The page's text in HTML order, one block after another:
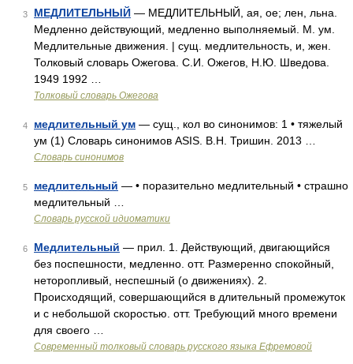
3 МЕДЛИТЕЛЬНЫЙ — МЕДЛИТЕЛЬНЫЙ, ая, ое; лен, льна.
Медленно действующий, медленно выполняемый. М. ум.
Медлительные движения. | сущ. медлительность, и, жен.
Толковый словарь Ожегова. С.И. Ожегов, Н.Ю. Шведова.
1949 1992 …
Толковый словарь Ожегова
4 медлительный ум — сущ., кол во синонимов: 1 • тяжелый
ум (1) Словарь синонимов ASIS. В.Н. Тришин. 2013 …
Словарь синонимов
5 медлительный — • поразительно медлительный • страшно
медлительный …
Словарь русской идиоматики
6 Медлительный — прил. 1. Действующий, двигающийся
без поспешности, медленно. отт. Размеренно спокойный,
неторопливый, неспешный (о движениях). 2.
Происходящий, совершающийся в длительный промежуток
и с небольшой скоростью. отт. Требующий много времени
для своего …
Современный толковый словарь русского языка Ефремовой